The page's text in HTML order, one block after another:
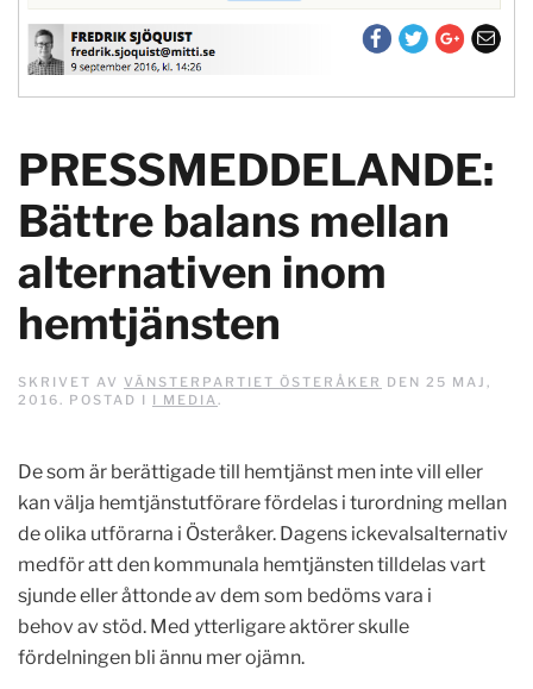
PRESSMEDDELANDE:
Bättre balans mellan
alternativen inom
hemtjänsten
SKRIVET AV VÄNSTERPARTIET ÖSTERÅKER DEN 25 MAJ,
2016 . POSTAD I I MEDIA .
De som är berättigade till hemtjänst men inte vill eller
kan välja hemtjänstutförare fördelas i turordning mellan
de olika utförarna i Österåker. Dagens ickevalsalternativ
medför att den kommunala hemtjänsten tilldelas vart
sjunde eller åttonde av dem som bedöms vara i
behov av stöd. Med ytterligare aktörer skulle
fördelningen bli ännu mer ojämn.